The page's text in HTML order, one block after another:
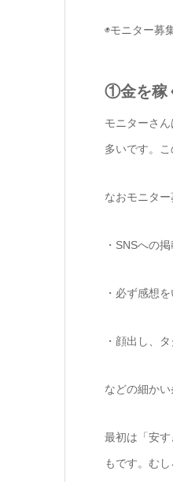
◉モニター募
①金を稼
モニターさ
多いです。
なおモニター
・SNSへの
・必ず感想
・顔出し、
などの細か
最初は「安
もです。む